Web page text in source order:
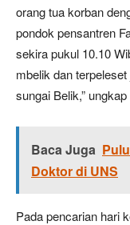
orang tua korban
pondok pensantren
sekira pukul 10.10
mbelik dan
sungai Belik,” ungkap
Baca Juga
Doktor di UNS
Pada pencarian hari